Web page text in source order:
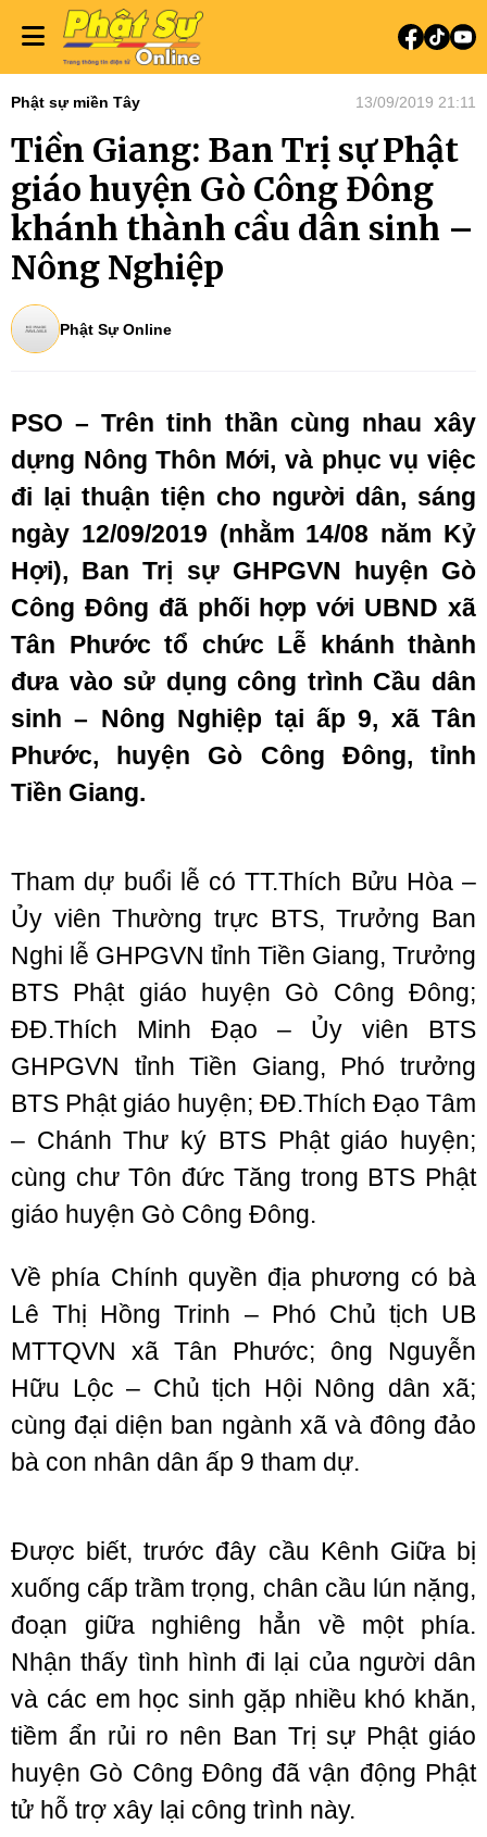
Phật sự miền Tây 13/09/2019 21:11
Tiền Giang: Ban Trị sự Phật
giáo huyện Gò Công Đông
khánh thành cầu dân sinh –
Nông Nghiệp
Phật Sự Online
PSO – Trên tinh thần cùng nhau xây
dựng Nông Thôn Mới, và phục vụ việc
đi lại thuận tiện cho người dân, sáng
ngày 12/09/2019 (nhằm 14/08 năm Kỷ
Hợi), Ban Trị sự GHPGVN huyện Gò
Công Đông đã phối hợp với UBND xã
Tân Phước tổ chức Lễ khánh thành
đưa vào sử dụng công trình Cầu dân
sinh – Nông Nghiệp tại ấp 9, xã Tân
Phước, huyện Gò Công Đông, tỉnh
Tiền Giang.
Tham dự buổi lễ có TT.Thích Bửu Hòa –
Ủy viên Thường trực BTS, Trưởng Ban
Nghi lễ GHPGVN tỉnh Tiền Giang, Trưởng
BTS Phật giáo huyện Gò Công Đông;
ĐĐ.Thích Minh Đạo – Ủy viên BTS
GHPGVN tỉnh Tiền Giang, Phó trưởng
BTS Phật giáo huyện; ĐĐ.Thích Đạo Tâm
– Chánh Thư ký BTS Phật giáo huyện;
cùng chư Tôn đức Tăng trong BTS Phật
giáo huyện Gò Công Đông.
Về phía Chính quyền địa phương có bà
Lê Thị Hồng Trinh – Phó Chủ tịch UB
MTTQVN xã Tân Phước; ông Nguyễn
Hữu Lộc – Chủ tịch Hội Nông dân xã;
cùng đại diện ban ngành xã và đông đảo
bà con nhân dân ấp 9 tham dự.
Được biết, trước đây cầu Kênh Giữa bị
xuống cấp trầm trọng, chân cầu lún nặng,
đoạn giữa nghiêng hẳn về một phía.
Nhận thấy tình hình đi lại của người dân
và các em học sinh gặp nhiều khó khăn,
tiềm ẩn rủi ro nên Ban Trị sự Phật giáo
huyện Gò Công Đông đã vận động Phật
tử hỗ trợ xây lại công trình này.